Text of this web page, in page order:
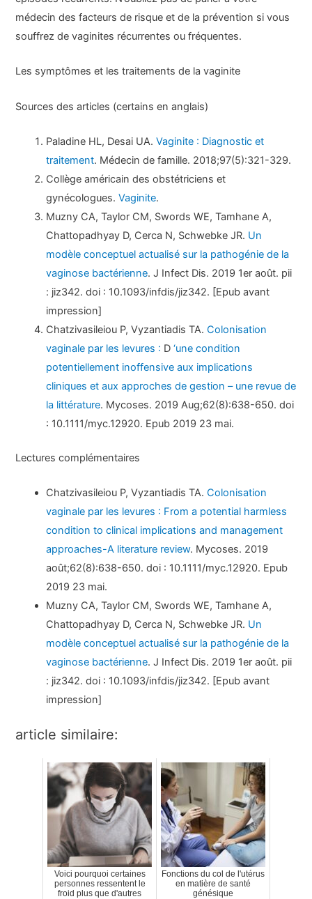
médecin des facteurs de risque et de la prévention si vous
souffrez de vaginites récurrentes ou fréquentes.
Les symptômes et les traitements de la vaginite
Sources des articles (certains en anglais)
Paladine HL, Desai UA.Vaginite : Diagnostic et
traitement. Médecin de famille. 2018;97(5):321-329.
Collège américain des obstétriciens et
gynécologues.Vaginite.
Muzny CA, Taylor CM, Swords WE, Tamhane A,
Chattopadhyay D, Cerca N, Schwebke JR. Un
modèle conceptuel actualisé sur la pathogénie de la
vaginose bactérienne. J Infect Dis. 2019 1er août. pii
: jiz342. doi : 10.1093/infdis/jiz342. [Epub avant
impression]
Chatzivasileiou P, Vyzantiadis TA.Colonisation
vaginale par les levures : D‘une condition
potentiellement inoffensive aux implications
cliniques et aux approches de gestion – une revue de
la littérature. Mycoses. 2019 Aug;62(8):638-650. doi
: 10.1111/myc.12920. Epub 2019 23 mai.
Lectures complémentaires
Chatzivasileiou P, Vyzantiadis TA.Colonisation
vaginale par les levures : From a potential harmless
condition to clinical implications and management
approaches-A literature review. Mycoses. 2019
août;62(8):638-650. doi : 10.1111/myc.12920. Epub
2019 23 mai.
Muzny CA, Taylor CM, Swords WE, Tamhane A,
Chattopadhyay D, Cerca N, Schwebke JR. Un
modèle conceptuel actualisé sur la pathogénie de la
vaginose bactérienne. J Infect Dis. 2019 1er août. pii
: jiz342. doi : 10.1093/infdis/jiz342. [Epub avant
impression]
article similaire:
Voici pourquoi certaines
personnes ressentent le
froid plus que d'autres
Fonctions du col de l'utérus
en matière de santé
génésique